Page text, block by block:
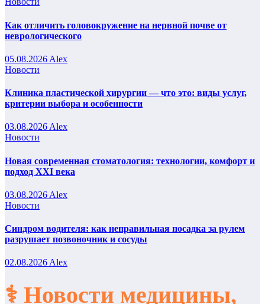
Как отличить головокружение на нервной почве от
неврологического
05.08.2026 Alex
Новости
Клиника пластической хирургии — что это: виды услуг,
критерии выбора и особенности
03.08.2026 Alex
Новости
Новая современная стоматология: технологии, комфорт и
подход XXI века
03.08.2026 Alex
Новости
Синдром водителя: как неправильная посадка за рулем
разрушает позвоночник и сосуды
02.08.2026Alex
⚕️ Новости медицины,